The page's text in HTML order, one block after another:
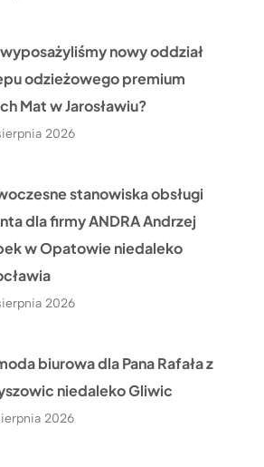
wyposażyliśmy nowy oddział
odzieżowego premium
Mat w Jarosławiu?
2026
stanowiska obsługi
dla firmy ANDRA Andrzej
w Opatowie niedaleko
2026
biurowa dla Pana Rafała z
niedaleko Gliwic
2026